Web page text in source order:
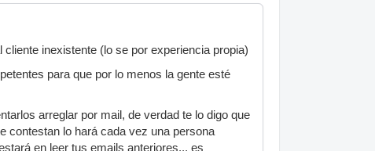
inexistente (lo se por experiencia propia)
para que por lo menos la gente esté
arreglar por mail, de verdad te lo digo que
contestan lo hará cada vez una persona
en leer tus emails anteriores... es